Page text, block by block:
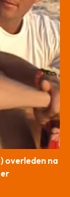
overleden na